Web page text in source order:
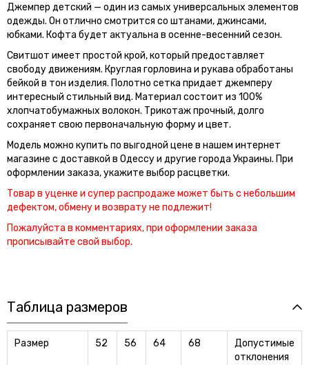
Джемпер детский — один из самых универсальных элементов
одежды. Он отлично смотрится со штанами, джинсами,
юбками. Кофта будет актуальна в осенне-весенний сезон.
Свитшот имеет простой крой, который предоставляет
свободу движениям. Круглая горловина и рукава обработаны
бейкой в тон изделия. Полотно сетка придает джемперу
интересный стильный вид. Материал состоит из 100%
хлопчатобумажных волокон. Трикотаж прочный, долго
сохраняет свою первоначальную форму и цвет.
Модель можно купить по выгодной цене в нашем интернет
магазине с доставкой в Одессу и другие города Украины. При
оформлении заказа, укажите выбор расцветки.
Товар в уценке и супер распродаже может быть с небольшим
дефектом, обмену и возврату не подлежит!
Пожалуйста в комментариях, при оформлении заказа
прописывайте свой выбор.
Таблица размеров
Размер 52 56 64 68
Допустимые
отклонения